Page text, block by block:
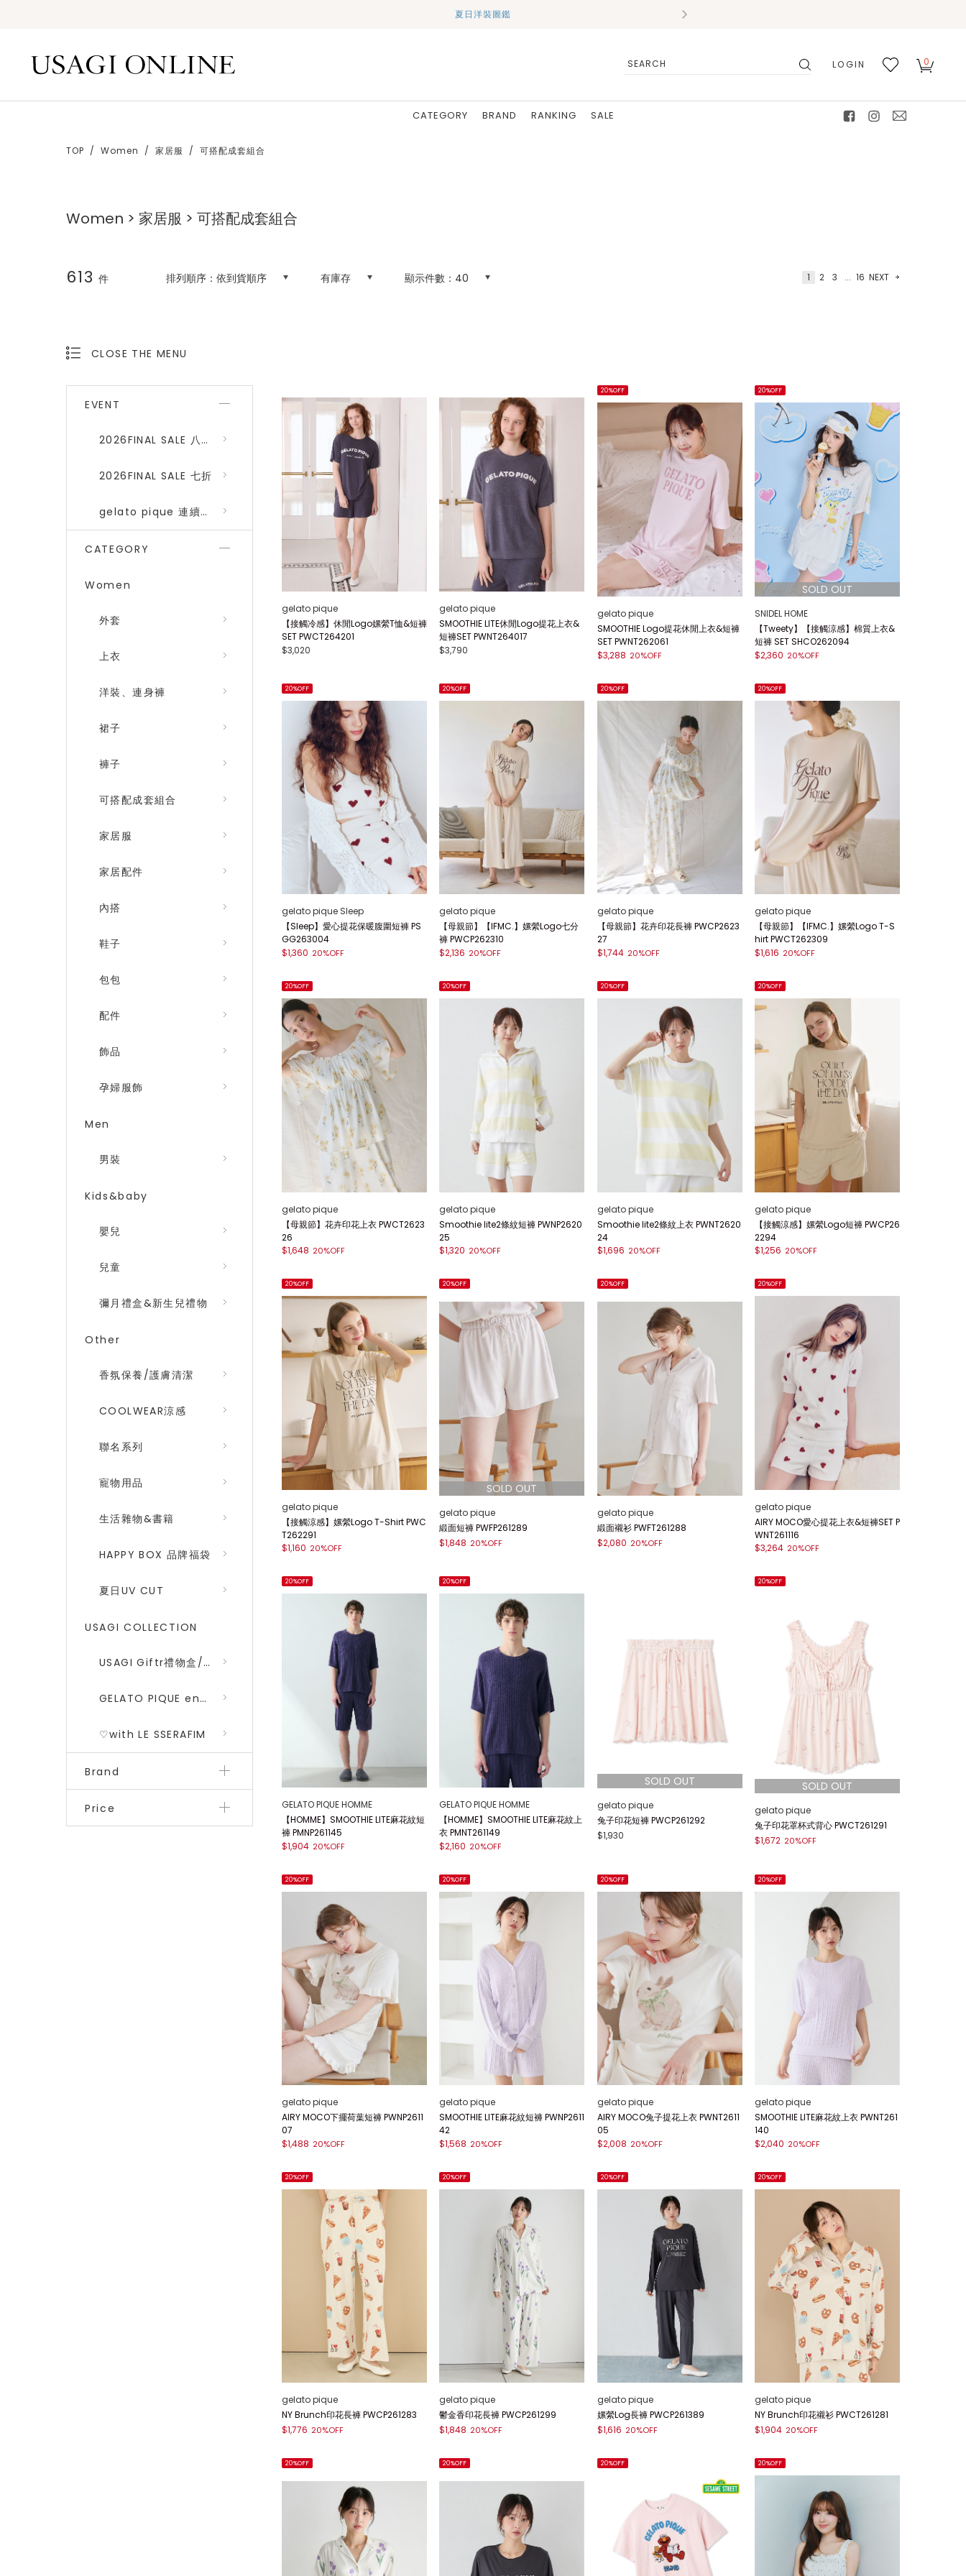
夏日洋裝圖鑑
LOGIN 0
CATEGORY BRAND RANKING
SALE
TOP Women 家居服 可搭配成套組合
Women > 家居服 > 可搭配成套組合
613 件 排列順序： 依到貨順序 有庫存 顯示件數： 40 1 2 3 ... 16 NEXT
CLOSE THE MENU
EVENT
2026FINAL SALE 八折 (gelato pique、SNIDEL HOME)
2026FINAL SALE 七折
gelato pique 連續品番八折
CATEGORY
Women
外套
上衣
洋裝、連身褲
裙子
褲子
可搭配成套組合
家居服
家居配件
內搭
鞋子
包包
配件
飾品
孕婦服飾
Men
男裝
Kids&baby
嬰兒
兒童
彌月禮盒&新生兒禮物
Other
香氛保養/護膚清潔
COOLWEAR涼感
聯名系列
寵物用品
生活雜物&書籍
HAPPY BOX 品牌福袋
夏日UV CUT
USAGI COLLECTION
USAGI Giftr禮物盒/包裝盒
GELATO PIQUE encounters DRAGON QUEST 勇者鬥惡龍 二彈
♡with LE SSERAFIM
Brand
Price
gelato pique
【接觸冷感】休閒Logo嫘縈T恤&短褲
SET PWCT264201
$3,020
gelato pique
SMOOTHIE LITE休閒Logo提花上衣&
短褲SET PWNT264017
$3,790
20%OFF
gelato pique
SMOOTHIE Logo提花休閒上衣&短褲
SET PWNT262061
$3,288 20%OFF
20%OFF
SNIDEL HOME
【Tweety】【接觸涼感】棉質上衣&
短褲 SET SHCO262094
$2,360 20%OFF
20%OFF
gelato pique Sleep
【Sleep】愛心提花保暖腹圍短褲 PS
GG263004
$1,360 20%OFF
20%OFF
gelato pique
【母親節】【IFMC.】嫘縈Logo七分
褲 PWCP262310
$2,136 20%OFF
20%OFF
gelato pique
【母親節】花卉印花長褲 PWCP2623
27
$1,744 20%OFF
20%OFF
gelato pique
【母親節】【IFMC.】嫘縈Logo T-S
hirt PWCT262309
$1,616 20%OFF
20%OFF
gelato pique
【母親節】花卉印花上衣 PWCT2623
26
$1,648 20%OFF
20%OFF
gelato pique
Smoothie lite2條紋短褲 PWNP2620
25
$1,320 20%OFF
20%OFF
gelato pique
Smoothie lite2條紋上衣 PWNT2620
24
$1,696 20%OFF
20%OFF
gelato pique
【接觸涼感】嫘縈Logo短褲 PWCP26
2294
$1,256 20%OFF
20%OFF
gelato pique
【接觸涼感】嫘縈Logo T-Shirt PWC
T262291
$1,160 20%OFF
20%OFF
gelato pique
緞面短褲 PWFP261289
$1,848 20%OFF
20%OFF
gelato pique
緞面襯衫 PWFT261288
$2,080 20%OFF
20%OFF
gelato pique
AIRY MOCO愛心提花上衣&短褲SET P
WNT261116
$3,264 20%OFF
20%OFF
GELATO PIQUE HOMME
【HOMME】SMOOTHIE LITE麻花紋短
褲 PMNP261145
$1,904 20%OFF
20%OFF
GELATO PIQUE HOMME
【HOMME】SMOOTHIE LITE麻花紋上
衣 PMNT261149
$2,160 20%OFF
gelato pique
兔子印花短褲 PWCP261292
$1,930
20%OFF
gelato pique
兔子印花罩杯式背心 PWCT261291
$1,672 20%OFF
20%OFF
gelato pique
AIRY MOCO下擺荷葉短褲 PWNP2611
07
$1,488 20%OFF
20%OFF
gelato pique
SMOOTHIE LITE麻花紋短褲 PWNP2611
42
$1,568 20%OFF
20%OFF
gelato pique
AIRY MOCO兔子提花上衣 PWNT2611
05
$2,008 20%OFF
20%OFF
gelato pique
SMOOTHIE LITE麻花紋上衣 PWNT261
140
$2,040 20%OFF
20%OFF
gelato pique
NY Brunch印花長褲 PWCP261283
$1,776 20%OFF
20%OFF
gelato pique
鬱金香印花長褲 PWCP261299
$1,848 20%OFF
20%OFF
gelato pique
嫘縈Log長褲 PWCP261389
$1,616 20%OFF
20%OFF
gelato pique
NY Brunch印花襯衫 PWCT261281
$1,904 20%OFF
20%OFF 20%OFF 20%OFF 20%OFF